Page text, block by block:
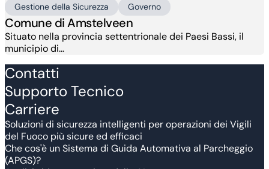
Gestione della Sicurezza Governo
Comune di Amstelveen
Situato nella provincia settentrionale dei Paesi Bassi, il
municipio di…
Contatti
Supporto Tecnico
Carriere
Soluzioni di sicurezza intelligenti per operazioni dei Vigili
del Fuoco più sicure ed efficaci
Che cos'è un Sistema di Guida Automativa al Parcheggio
(APGS)?